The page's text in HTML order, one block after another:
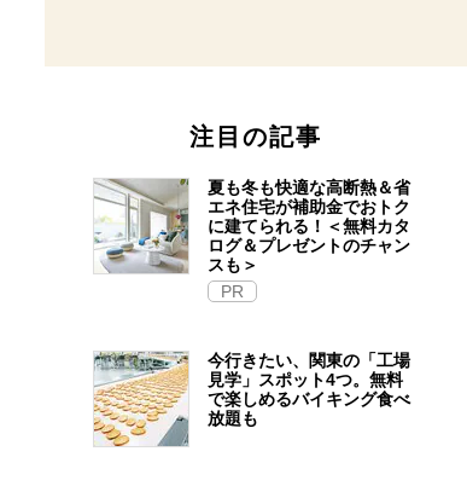
注目の記事
夏も冬も快適な高断熱＆省
エネ住宅が補助金でおトク
に建てられる！＜無料カタ
ログ＆プレゼントのチャン
スも＞
PR
今行きたい、関東の「工場
見学」スポット4つ。無料
で楽しめるバイキング食べ
放題も